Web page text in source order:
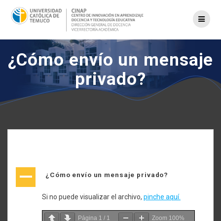
al
contenido
¿Cómo envío un mensaje
privado?
A ¿Cómo envío un mensaje privado?
Si no puede visualizar el archivo, pinche aquí.
Página 1 / 1 Zoom 100%